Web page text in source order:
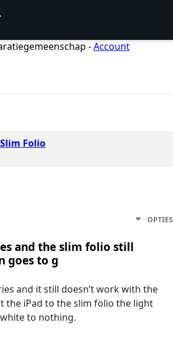
-Account
Folio
OPTIES
and the slim folio still
goes to g
and it still doesn’t work with the
the iPad to the slim folio the light
to nothing.